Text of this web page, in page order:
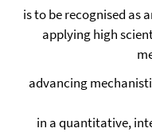
is to be recognised as
applying high
advancing
in a quantitative,